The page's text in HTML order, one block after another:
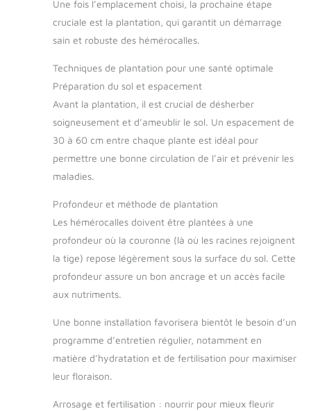
Une fois l’emplacement choisi, la prochaine étape
cruciale est la plantation, qui garantit un démarrage
sain et robuste des hémérocalles.
Techniques de plantation pour une santé optimale
Préparation du sol et espacement
Avant la plantation, il est crucial de désherber
soigneusement et d’ameublir le sol. Un espacement de
30 à 60 cm entre chaque plante est idéal pour
permettre une bonne circulation de l’air et prévenir les
maladies.
Profondeur et méthode de plantation
Les hémérocalles doivent être plantées à une
profondeur où la couronne (là où les racines rejoignent
la tige) repose légèrement sous la surface du sol. Cette
profondeur assure un bon ancrage et un accès facile
aux nutriments.
Une bonne installation favorisera bientôt le besoin d’un
programme d’entretien régulier, notamment en
matière d’hydratation et de fertilisation pour maximiser
leur floraison.
Arrosage et fertilisation : nourrir pour mieux fleurir